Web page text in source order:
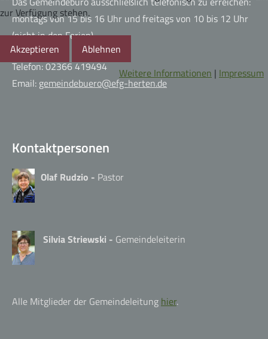
montags von 15 bis 16 Uhr und freitags von 10 bis 12 Uhr
(nicht in den Ferien)
Telefon: 02366 419494
Email: gemeindebuero@efg-herten.de
Kontaktpersonen
Olaf Rudzio - Pastor
Silvia Striewski - Gemeindeleiterin
Alle Mitglieder der Gemeindeleitung hier.
zur Verfügung stehen.
Akzeptieren
Ablehnen
Weitere Informationen | Impressum